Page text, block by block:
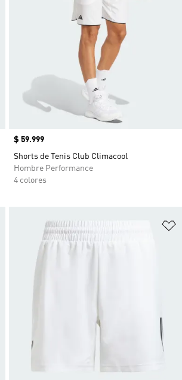
Precio
$ 59.999
Shorts de Tenis Club Climacool
Hombre Performance
4 colores
Añadir a la lista de deseos